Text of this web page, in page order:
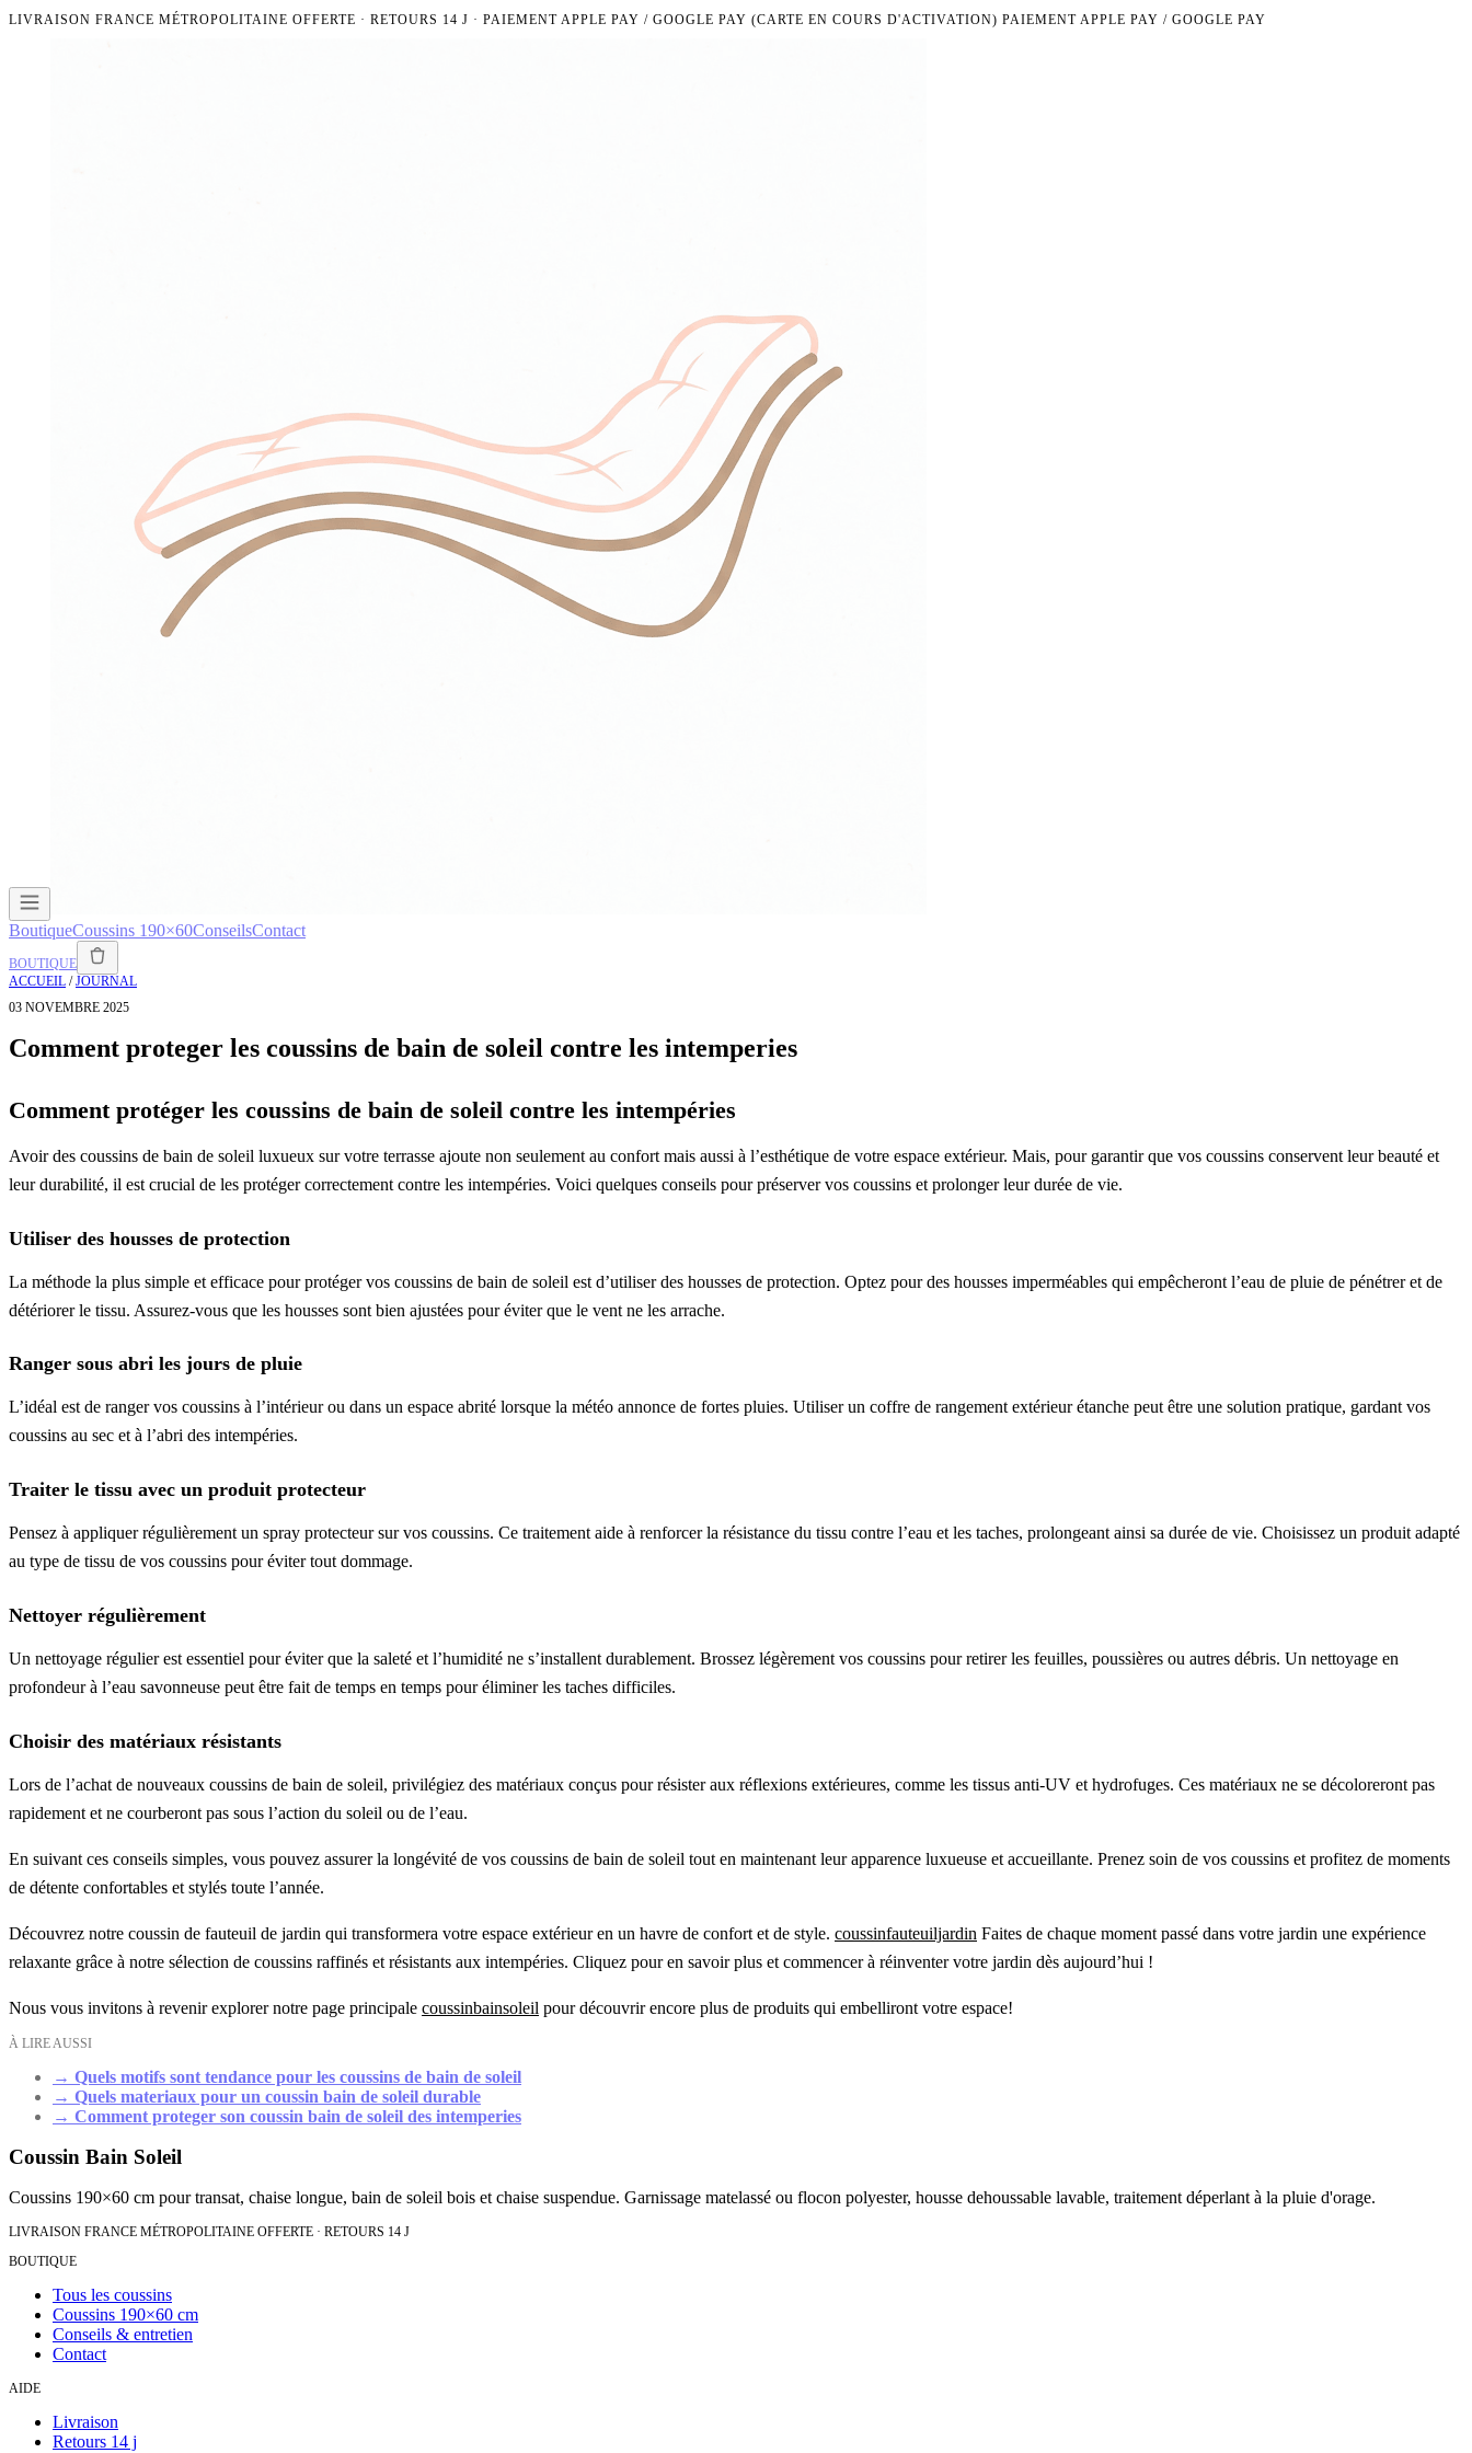
LIVRAISON FRANCE MÉTROPOLITAINE OFFERTE · RETOURS 14 J · PAIEMENT APPLE PAY / GOOGLE PAY (CARTE EN COURS D'ACTIVATION) PAIEMENT APPLE PAY / GOOGLE PAY
BoutiqueCoussins 190×60ConseilsContact
BOUTIQUE
ACCUEIL /JOURNAL
03 NOVEMBRE 2025
Comment proteger les coussins de bain de soleil contre les intemperies
Comment protéger les coussins de bain de soleil contre les intempéries
Avoir des coussins de bain de soleil luxueux sur votre terrasse ajoute non seulement au confort mais aussi à l’esthétique de votre espace extérieur. Mais, pour garantir que vos coussins conservent leur beauté et
leur durabilité, il est crucial de les protéger correctement contre les intempéries. Voici quelques conseils pour préserver vos coussins et prolonger leur durée de vie.
Utiliser des housses de protection
La méthode la plus simple et efficace pour protéger vos coussins de bain de soleil est d’utiliser des housses de protection. Optez pour des housses imperméables qui empêcheront l’eau de pluie de pénétrer et de
détériorer le tissu. Assurez-vous que les housses sont bien ajustées pour éviter que le vent ne les arrache.
Ranger sous abri les jours de pluie
L’idéal est de ranger vos coussins à l’intérieur ou dans un espace abrité lorsque la météo annonce de fortes pluies. Utiliser un coffre de rangement extérieur étanche peut être une solution pratique, gardant vos
coussins au sec et à l’abri des intempéries.
Traiter le tissu avec un produit protecteur
Pensez à appliquer régulièrement un spray protecteur sur vos coussins. Ce traitement aide à renforcer la résistance du tissu contre l’eau et les taches, prolongeant ainsi sa durée de vie. Choisissez un produit adapté
au type de tissu de vos coussins pour éviter tout dommage.
Nettoyer régulièrement
Un nettoyage régulier est essentiel pour éviter que la saleté et l’humidité ne s’installent durablement. Brossez légèrement vos coussins pour retirer les feuilles, poussières ou autres débris. Un nettoyage en
profondeur à l’eau savonneuse peut être fait de temps en temps pour éliminer les taches difficiles.
Choisir des matériaux résistants
Lors de l’achat de nouveaux coussins de bain de soleil, privilégiez des matériaux conçus pour résister aux réflexions extérieures, comme les tissus anti-UV et hydrofuges. Ces matériaux ne se décoloreront pas
rapidement et ne courberont pas sous l’action du soleil ou de l’eau.
En suivant ces conseils simples, vous pouvez assurer la longévité de vos coussins de bain de soleil tout en maintenant leur apparence luxueuse et accueillante. Prenez soin de vos coussins et profitez de moments
de détente confortables et stylés toute l’année.
Découvrez notre coussin de fauteuil de jardin qui transformera votre espace extérieur en un havre de confort et de style. coussinfauteuiljardin Faites de chaque moment passé dans votre jardin une expérience
relaxante grâce à notre sélection de coussins raffinés et résistants aux intempéries. Cliquez pour en savoir plus et commencer à réinventer votre jardin dès aujourd’hui !
Nous vous invitons à revenir explorer notre page principale coussinbainsoleil pour découvrir encore plus de produits qui embelliront votre espace!
À LIRE AUSSI
→ Quels motifs sont tendance pour les coussins de bain de soleil
→ Quels materiaux pour un coussin bain de soleil durable
→ Comment proteger son coussin bain de soleil des intemperies
Coussin Bain Soleil
Coussins 190×60 cm pour transat, chaise longue, bain de soleil bois et chaise suspendue. Garnissage matelassé ou flocon polyester, housse dehoussable lavable, traitement déperlant à la pluie d'orage.
LIVRAISON FRANCE MÉTROPOLITAINE OFFERTE · RETOURS 14 J
BOUTIQUE
Tous les coussins
Coussins 190×60 cm
Conseils & entretien
Contact
AIDE
Livraison
Retours 14 j